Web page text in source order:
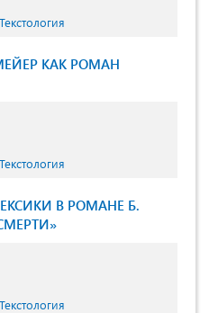
КАК РОМАН
В РОМАНЕ Б.